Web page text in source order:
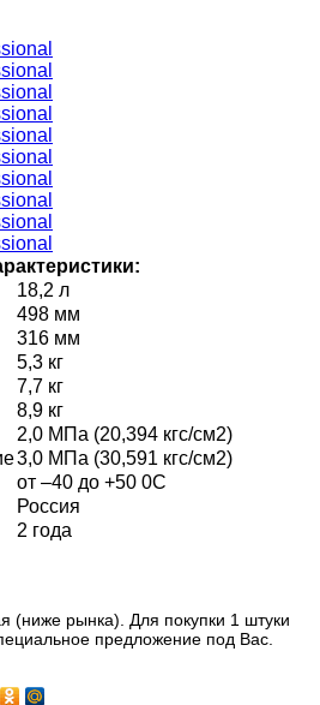
18,2 л
498 мм
316 мм
5,3 кг
7,7 кг
8,9 кг
2,0 МПа (20,394 кгс/см2)
3,0 МПа (30,591 кгс/см2)
от –40 до +50 0С
Россия
2 года
(ниже рынка). Для покупки 1 штуки
предложение под Вас.